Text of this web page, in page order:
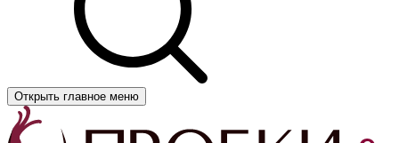
Открыть главное меню